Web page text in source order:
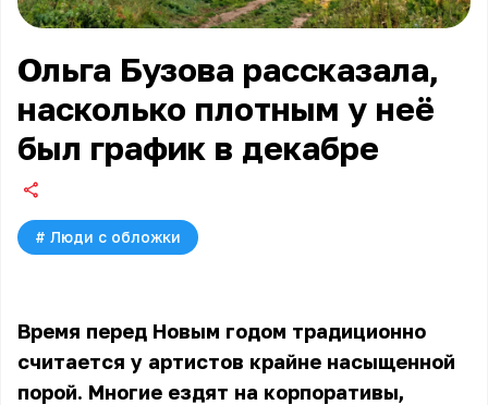
Ольга Бузова рассказала,
насколько плотным у неё
был график в декабре
# Люди с обложки
Время перед Новым годом традиционно
считается у артистов крайне насыщенной
порой. Многие ездят на корпоративы,